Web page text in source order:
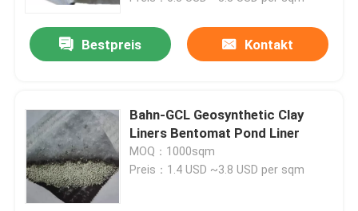
Bestpreis Kontakt
Bahn-GCL Geosynthetic Clay
Liners Bentomat Pond Liner
MOQ：1000sqm
Preis：1.4 USD ~3.8 USD per sqm